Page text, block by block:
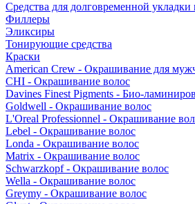
Средства для долговременной укладки
Филлеры
Эликсиры
Тонирующие средства
Краски
American Crew - Окрашивание для
CHI - Окрашивание волос
Davines Finest Pigments - Био-
Goldwell - Окрашивание волос
L'Oreal Professionnel - Окрашивание
Lebel - Окрашивание волос
Londa - Окрашивание волос
Matrix - Окрашивание волос
Schwarzkopf - Окрашивание волос
Wella - Окрашивание волос
Greymy - Окрашивание волос